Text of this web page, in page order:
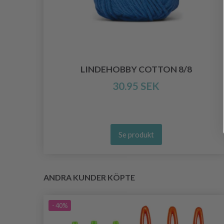
LINDEHOBBY COTTON 8/8
30.95 SEK
Se produkt
ANDRA KUNDER KÖPTE
- 40%